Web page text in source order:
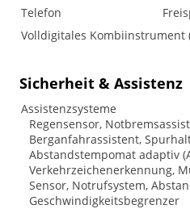
Telefon
Volldigitales Kombiinstrument
Sicherheit & Assistenz
Assistenzsysteme
Regensensor,
Berganfahrassistent,
Abstandstempomat adaptiv
Verkehrzeichenerkennung,
Sensor, Notrufsystem,
Geschwindigkeitsbegrenzer